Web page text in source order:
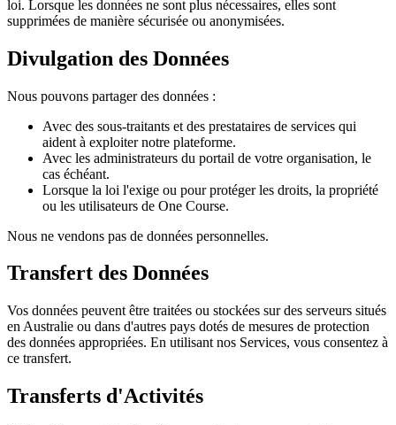
loi. Lorsque les données ne sont plus nécessaires, elles sont
supprimées de manière sécurisée ou anonymisées.
Divulgation des Données
Nous pouvons partager des données :
Avec des sous-traitants et des prestataires de services qui
aident à exploiter notre plateforme.
Avec les administrateurs du portail de votre organisation, le
cas échéant.
Lorsque la loi l'exige ou pour protéger les droits, la propriété
ou les utilisateurs de One Course.
Nous ne vendons pas de données personnelles.
Transfert des Données
Vos données peuvent être traitées ou stockées sur des serveurs situés
en Australie ou dans d'autres pays dotés de mesures de protection
des données appropriées. En utilisant nos Services, vous consentez à
ce transfert.
Transferts d'Activités